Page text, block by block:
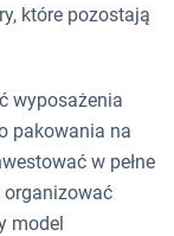
które pozostają
wyposażenia
pakowania na
w pełne
organizować
model